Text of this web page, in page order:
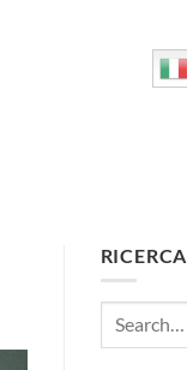
RICERCA